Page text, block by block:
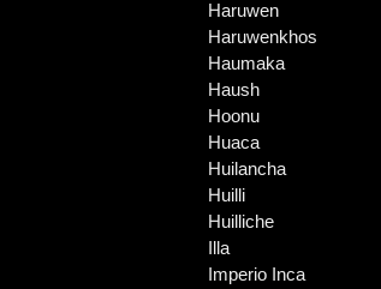
Haruwen
Haruwenkhos
Haumaka
Haush
Hoonu
Huaca
Huilancha
Huilli
Huilliche
Illa
Imperio Inca